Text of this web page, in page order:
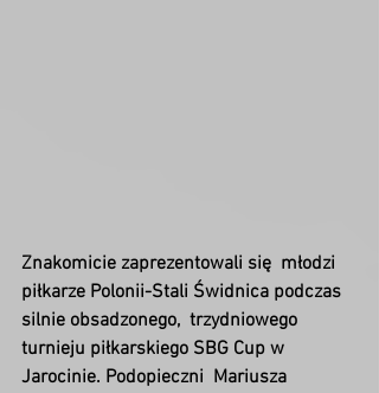
Znakomicie zaprezentowali się  młodzi
piłkarze Polonii-Stali Świdnica podczas
silnie obsadzonego,  trzydniowego
turnieju piłkarskiego SBG Cup w
Jarocinie. Podopieczni  Mariusza